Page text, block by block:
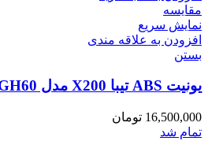
مقایسه
نمایش سریع
افزودن به علاقه مندی
بستن
یونیت ABS تیبا X200 مدل MGH60 کروز
16,500,000 تومان
تمام شد